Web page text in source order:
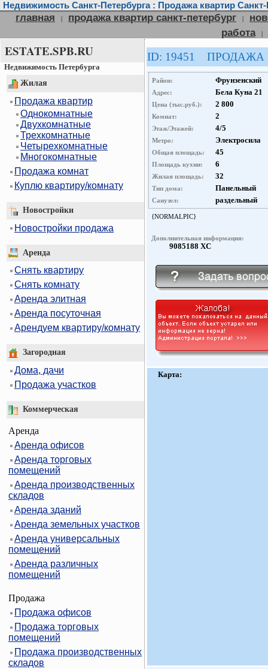
Недвижимость Санкт-Петербурга : Продажа квартир Санкт-
главная | продажа квартир санкт-петербург |
работа
|
ESTATE.SPB.RU
Недвижимость Петербурга
Жилая
Продажа квартир
Однокомнатные
Двухкомнатные
Трехкомнатные
Четырехкомнатные
Многокомнатные
Продажа комнат
Куплю квартиру/комнату
Новостройки
Новостройки продажа
Аренда
Снять квартиру
Снять комнату
Аренда элитная
Аренда посуточная
Арендуем квартиру/комнату
Загородная
Дома, дачи
Продажа участков
Коммерческая
Аренда
Аренда офисов
Аренда торговых
помещений
Аренда производственных
складов
Аренда зданий
Аренда земельных участков
Аренда универсальных
помещений
Аренда различных
помещений
Продажа
Продажа офисов
Продажа торговых
помещений
Продажа производственных
складов
ID: 19451
Район: Фрунзенский
Адрес: Бела Куна 21
Цена (тыс.руб.): 2 800
Комнат: 2
Этаж/Этажей: 4/5
Метро: Электросила
Общая площадь: 45
Площадь кухни: 6
Жилая площадь: 32
Тип дома: Панельный
Санузел: раздельный
{NORMALPIC}
Дополнительная информация:
9085188 ХС
Карта: